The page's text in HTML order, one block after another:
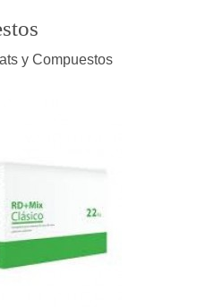
y Compuestos